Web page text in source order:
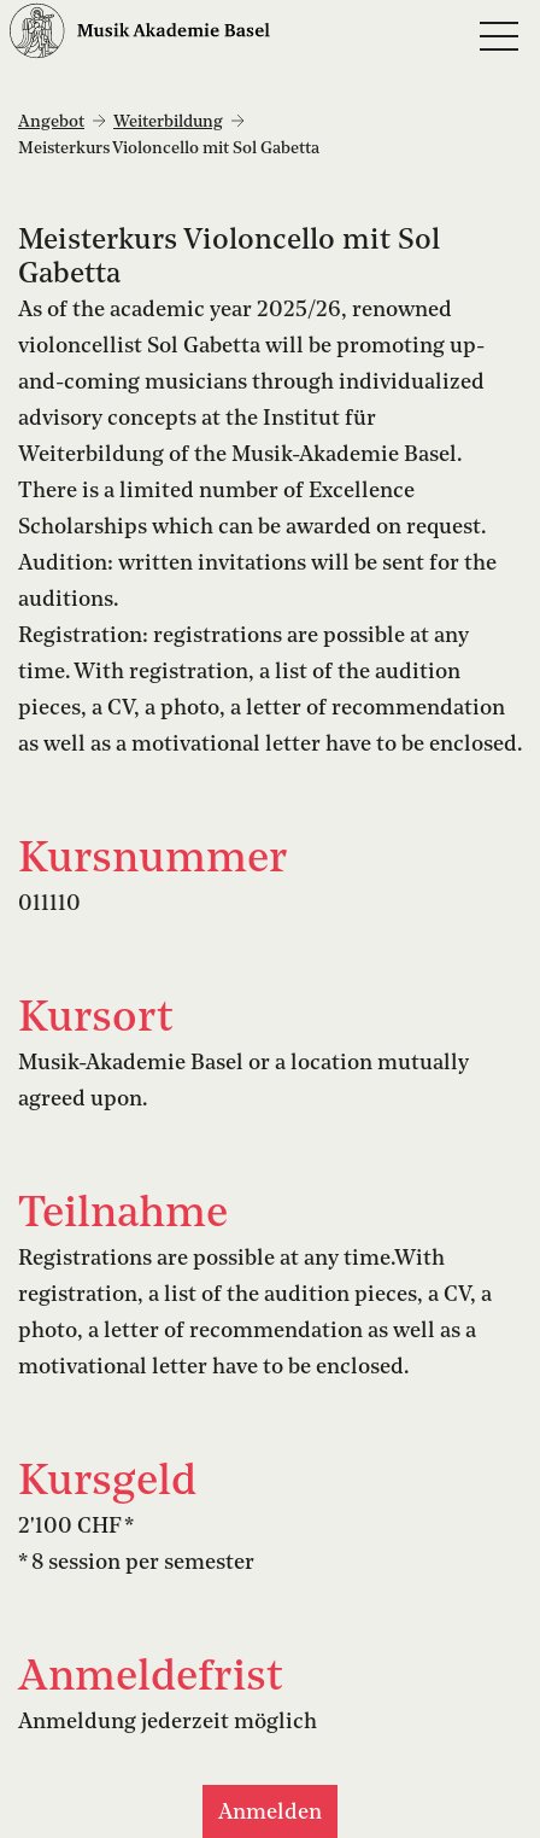
Angebot
Weiterbildung
Meisterkurs Violoncello mit Sol Gabetta
Meisterkurs Violoncello mit Sol
Gabetta
As of the academic year 2025/26, renowned
violoncellist Sol Gabetta will be promoting up-
and-coming musicians through individualized
advisory concepts at the Institut für
Weiterbildung of the Musik-Akademie Basel.
There is a limited number of Excellence
Scholarships which can be awarded on request.
Audition: written invitations will be sent for the
auditions.
Registration: registrations are possible at any
time. With registration, a list of the audition
pieces, a CV, a photo, a letter of recommendation
as well as a motivational letter have to be enclosed.
Kursnummer
011110
Kursort
Musik-Akademie Basel or a location mutually
agreed upon.
Teilnahme
Registrations are possible at any time.With
registration, a list of the audition pieces, a CV, a
photo, a letter of recommendation as well as a
motivational letter have to be enclosed.
Kursgeld
2'100 CHF *
* 8 session per semester
Anmeldefrist
Anmeldung jederzeit möglich
Anmelden